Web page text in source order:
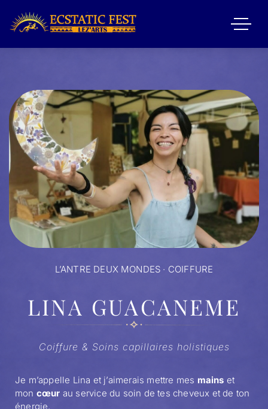
L’ANTRE DEUX MONDES · COIFFURE
LINA GUACANEME
Coiffure & Soins capillaires holistiques
Je m’appelle Lina et j’aimerais mettre mes mains et
mon cœur au service du soin de tes cheveux et de ton
énergie.